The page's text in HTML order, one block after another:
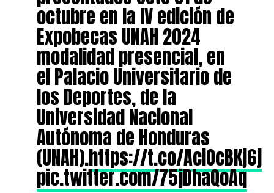
octubre en la IV edición de
Expobecas UNAH 2024
modalidad presencial, en
el Palacio Universitario de
los Deportes, de la
Universidad Nacional
Autónoma de Honduras
(UNAH).https://t.co/AciOcBKj6j
pic.twitter.com/75jDhaQoAq